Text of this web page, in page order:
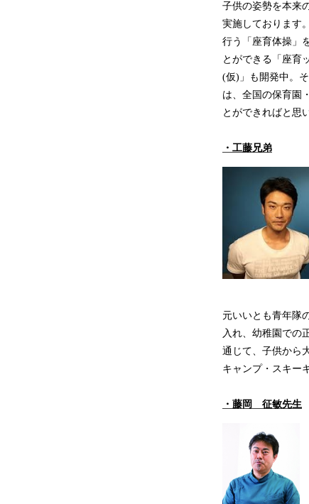
子供の姿勢を本来
実施しております
行う「座育体操」
とができる「座育
(仮)」も開発中。
は、全国の保育園
とができればと思
・工藤兄弟
元いいとも青年隊
入れ、幼稚園での
通じて、子供から
キャンプ・スキー
・藤岡 征敏先生